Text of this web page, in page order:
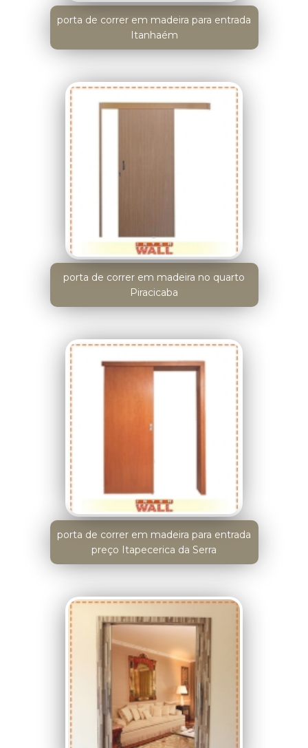
porta de correr em madeira para entrada
Itanhaém
porta de correr em madeira no quarto
Piracicaba
porta de correr em madeira para entrada
preço Itapecerica da Serra